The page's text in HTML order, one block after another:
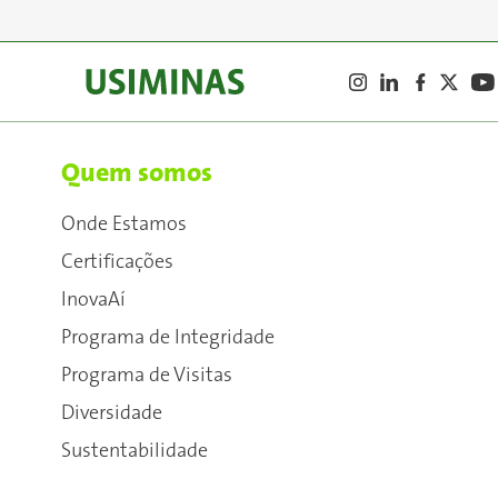
Quem somos
Onde Estamos
Certificações
InovaAí
Programa de Integridade
Programa de Visitas
Diversidade
Sustentabilidade